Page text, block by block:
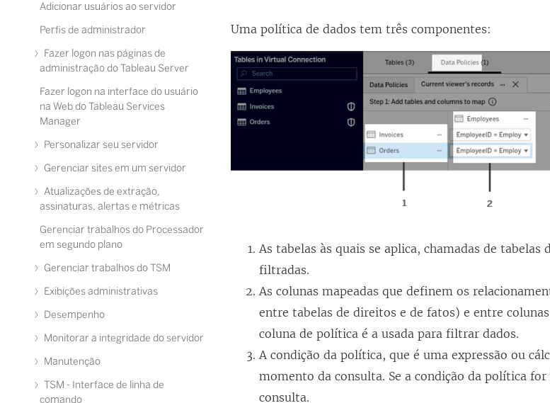
Adicionar usuários ao servidor
Perfis de administrador
Fazer logon nas páginas de
administração do Tableau Server
Fazer logon na interface do usuário
na Web do Tableau Services
Manager
Personalizar seu servidor
Gerenciar sites em um servidor
Atualizações de extração,
assinaturas, alertas e métricas
Gerenciar trabalhos do Processador
em segundo plano
Gerenciar trabalhos do TSM
Exibições administrativas
Desempenho
Monitorar a integridade do servidor
Manutenção
TSM - Interface de linha de
comando
Uma política de dados tem três componentes:
As tabelas às quais se aplica, chamadas de tabelas
filtradas.
As colunas mapeadas que definem os
entre tabelas de direitos e de fatos) e entre
coluna de política é a usada para filtrar dados.
A condição da política, que é uma expressão ou
momento da consulta. Se a condição da política
consulta.